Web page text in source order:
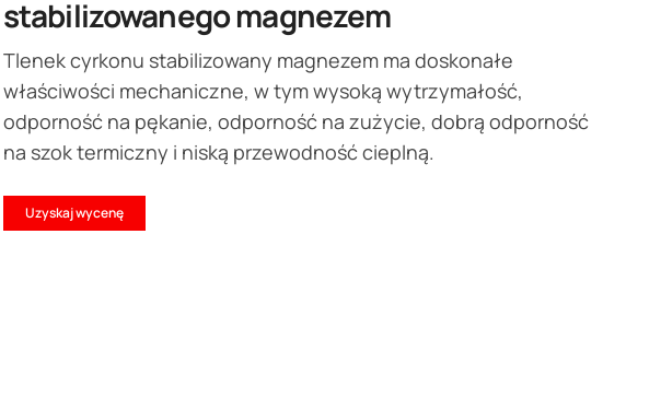
stabilizowanego magnezem
Tlenek cyrkonu stabilizowany magnezem ma doskonałe
właściwości mechaniczne, w tym wysoką wytrzymałość,
odporność na pękanie, odporność na zużycie, dobrą odporność
na szok termiczny i niską przewodność cieplną.
Uzyskaj wycenę